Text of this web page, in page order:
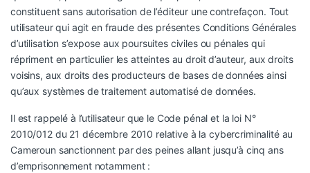
constituent sans autorisation de l’éditeur une contrefaçon. Tout
utilisateur qui agit en fraude des présentes Conditions Générales
d’utilisation s’expose aux poursuites civiles ou pénales qui
répriment en particulier les atteintes au droit d’auteur, aux droits
voisins, aux droits des producteurs de bases de données ainsi
qu’aux systèmes de traitement automatisé de données.
Il est rappelé à l’utilisateur que le Code pénal et la loi N°
2010/012 du 21 décembre 2010 relative à la cybercriminalité au
Cameroun sanctionnent par des peines allant jusqu’à cinq ans
d’emprisonnement notamment :